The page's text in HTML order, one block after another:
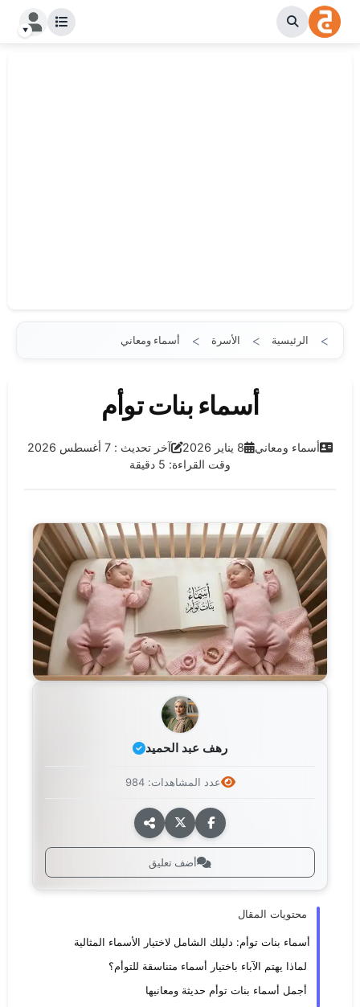
أسماء ومعاني الأسرة الرئيسية
أسماء بنات توأم
الفئة:أسماء ومعانيتاريخ النشر:
8 يناير 2026 آخر تحديث:
آخر تحديث : 7 أغسطس 2026
وقت القراءة: 5 دقيقة
رهف عبد الحميد
عدد المشاهدات: 984
أضف تعليق
محتويات المقال
أسماء بنات توأم: دليلك الشامل لاختيار الأسماء المثالية
لماذا يهتم الآباء باختيار أسماء متناسقة للتوأم؟
أجمل أسماء بنات توأم حديثة ومعانيها